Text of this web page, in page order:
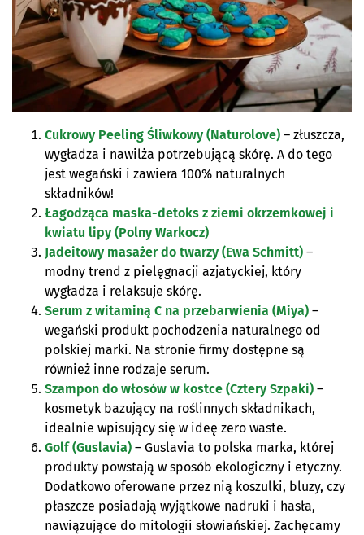
Cukrowy Peeling Śliwkowy (Naturolove) – złuszcza,
wygładza i nawilża potrzebującą skórę. A do tego
jest wegański i zawiera 100% naturalnych
składników!
Łagodząca maska-detoks z ziemi okrzemkowej i
kwiatu lipy (Polny Warkocz)
Jadeitowy masażer do twarzy (Ewa Schmitt) –
modny trend z pielęgnacji azjatyckiej, który
wygładza i relaksuje skórę.
Serum z witaminą C na przebarwienia (Miya) –
wegański produkt pochodzenia naturalnego od
polskiej marki. Na stronie firmy dostępne są
również inne rodzaje serum.
Szampon do włosów w kostce (Cztery Szpaki) –
kosmetyk bazujący na roślinnych składnikach,
idealnie wpisujący się w ideę zero waste.
Golf (Guslavia) – Guslavia to polska marka, której
produkty powstają w sposób ekologiczny i etyczny.
Dodatkowo oferowane przez nią koszulki, bluzy, czy
płaszcze posiadają wyjątkowe nadruki i hasła,
nawiązujące do mitologii słowiańskiej. Zachęcamy